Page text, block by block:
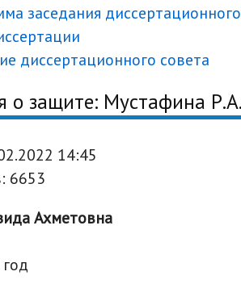
заседания
диссертационного совета
о защите: Мустафина
14:45
6653
Ахметовна